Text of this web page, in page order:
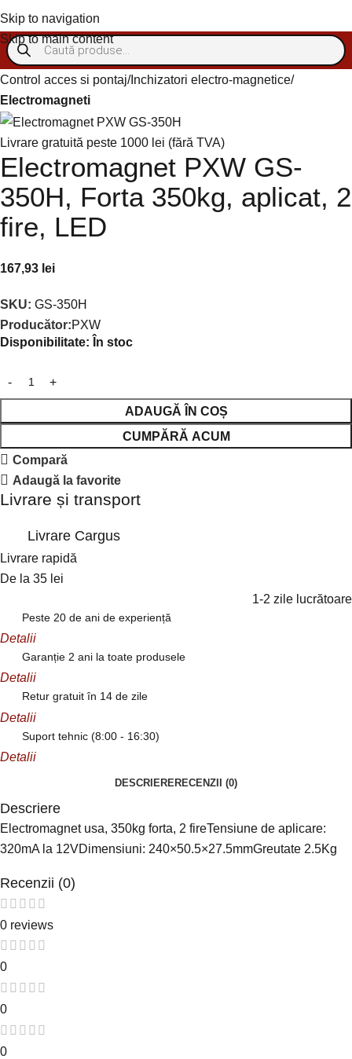
Skip to navigation
Skip to main content
Control acces si pontaj Inchizatori electro-magnetice
Electromagneti
Livrare gratuită peste 1000 lei (fără TVA)
Electromagnet PXW GS-
350H, Forta 350kg, aplicat, 2
fire, LED
167,93 lei
SKU: GS-350H
Producător:PXW
Disponibilitate: În stoc
ADAUGĂ ÎN COȘ
CUMPĂRĂ ACUM
Compară
Adaugă la favorite
Livrare și transport
Livrare Cargus
Livrare rapidă
De la 35 lei
1-2 zile lucrătoare
Peste 20 de ani de experiență
Detalii
Garanție 2 ani la toate produsele
Detalii
Retur gratuit în 14 de zile
Detalii
Suport tehnic (8:00 - 16:30)
Detalii
DESCRIERERECENZII (0)
Descriere
Electromagnet usa, 350kg forta, 2 fireTensiune de aplicare:
320mA la 12VDimensiuni: 240×50.5×27.5mmGreutate 2.5Kg
Recenzii (0)
0 reviews
0
0
0